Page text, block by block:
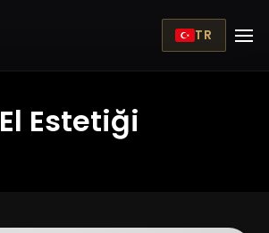
TR
El Estetiği